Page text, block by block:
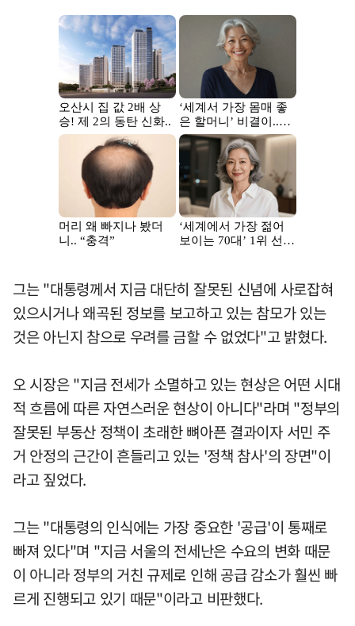
그는 "대통령께서 지금 대단히 잘못된 신념에 사로잡혀
있으시거나 왜곡된 정보를 보고하고 있는 참모가 있는
것은 아닌지 참으로 우려를 금할 수 없었다"고 밝혔다.
오 시장은 "지금 전세가 소멸하고 있는 현상은 어떤 시대
적 흐름에 따른 자연스러운 현상이 아니다"라며 "정부의
잘못된 부동산 정책이 초래한 뼈아픈 결과이자 서민 주
거 안정의 근간이 흔들리고 있는 '정책 참사'의 장면"이
라고 짚었다.
그는 "대통령의 인식에는 가장 중요한 '공급'이 통째로
빠져 있다"며 "지금 서울의 전세난은 수요의 변화 때문
이 아니라 정부의 거친 규제로 인해 공급 감소가 훨씬 빠
르게 진행되고 있기 때문"이라고 비판했다.